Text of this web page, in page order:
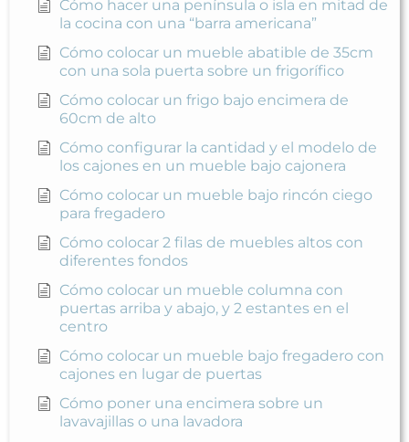
Cómo hacer una península o isla en mitad de
la cocina con una “barra americana”
Cómo colocar un mueble abatible de 35cm
con una sola puerta sobre un frigorífico
Cómo colocar un frigo bajo encimera de
60cm de alto
Cómo configurar la cantidad y el modelo de
los cajones en un mueble bajo cajonera
Cómo colocar un mueble bajo rincón ciego
para fregadero
Cómo colocar 2 filas de muebles altos con
diferentes fondos
Cómo colocar un mueble columna con
puertas arriba y abajo, y 2 estantes en el
centro
Cómo colocar un mueble bajo fregadero con
cajones en lugar de puertas
Cómo poner una encimera sobre un
lavavajillas o una lavadora